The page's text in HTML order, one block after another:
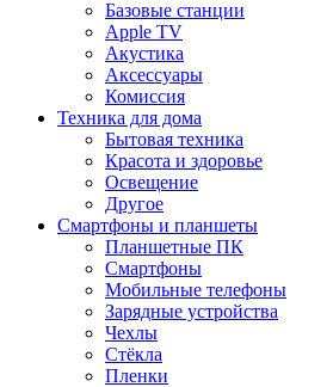
Базовые станции
Apple TV
Акустика
Аксессуары
Комиссия
Техника для дома
Бытовая техника
Красота и здоровье
Освещение
Другое
Смартфоны и планшеты
Планшетные ПК
Смартфоны
Мобильные телефоны
Зарядные устройства
Чехлы
Стёкла
Пленки